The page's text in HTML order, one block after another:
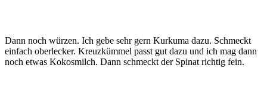
Dann noch wür­zen. Ich gebe sehr gern Kur­ku­ma dazu. Schmeckt
ein­fach ober­le­cker. Kreuz­küm­mel passt gut dazu und ich mag dann
noch etwas Kokos­milch. Dann schmeckt der Spi­nat rich­tig fein.